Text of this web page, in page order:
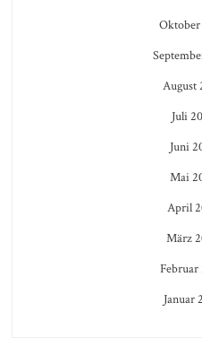
Oktober
August
Juli
Juni
Mai
April
März
Februar
Januar